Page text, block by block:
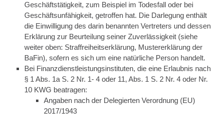
Geschäftstätigkeit, zum Beispiel im Todesfall oder bei
Geschäftsunfähigkeit, getroffen hat. Die Darlegung enthält
die Einwilligung des darin benannten Vertreters und dessen
Erklärung zur Beurteilung seiner Zuverlässigkeit (siehe
weiter oben: Straffreiheitserklärung, Mustererklärung der
BaFin), sofern es sich um eine natürliche Person handelt.
Bei Finanzdienstleistungsinstituten, die eine Erlaubnis nach
§ 1 Abs. 1a S. 2 Nr. 1- 4 oder 11, Abs. 1 S. 2 Nr. 4 oder Nr.
10 KWG beatragen:
Angaben nach der Delegierten Verordnung (EU)
2017/1943